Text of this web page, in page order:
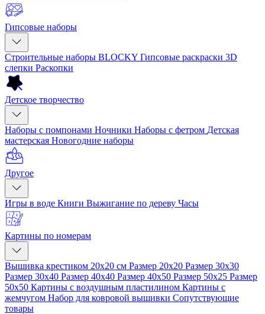
Гипсовые наборы
Строительные наборы BLOCKY Гипсовые раскраски 3D
слепки Раскопки
Детское творчество
Наборы с помпонами Ночники Наборы с фетром Детская
мастерская Новогодние наборы
Другое
Игры в воде Книги Выжигание по дереву Часы
Картины по номерам
Вышивка крестиком 20x20 см Размер 20x20 Размер 30x30
Размер 30x40 Размер 40x40 Размер 40x50 Размер 50x25 Размер
50x50 Картины с воздушным пластилином Картины с
жемчугом Набор для ковровой вышивки Сопутствующие
товары